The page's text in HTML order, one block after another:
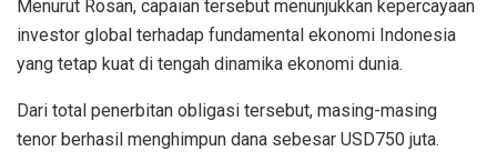
Menurut Rosan, capaian tersebut menunjukkan kepercayaan
investor global terhadap fundamental ekonomi Indonesia
yang tetap kuat di tengah dinamika ekonomi dunia.
Dari total penerbitan obligasi tersebut, masing-masing
tenor berhasil menghimpun dana sebesar USD750 juta.